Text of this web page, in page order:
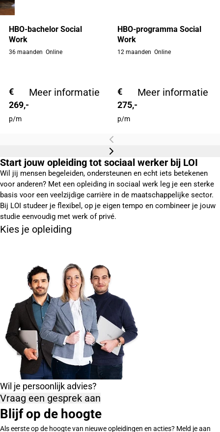
HBO-bachelor Social
Work
36 maanden Online
€
269,-
p/m
Meer informatie
HBO-programma Social
Work
12 maanden Online
€
275,-
p/m
Meer informatie
Start jouw opleiding tot sociaal werker bij LOI
Wil jij mensen begeleiden, ondersteunen en echt iets betekenen
voor anderen? Met een opleiding in sociaal werk leg je een sterke
basis voor een veelzijdige carrière in de maatschappelijke sector.
Bij LOI studeer je flexibel, op je eigen tempo en combineer je jouw
studie eenvoudig met werk of privé.
Kies je opleiding
Wil je persoonlijk advies?
Vraag een gesprek aan
Blijf op de hoogte
Als eerste op de hoogte van nieuwe opleidingen en acties? Meld je aan